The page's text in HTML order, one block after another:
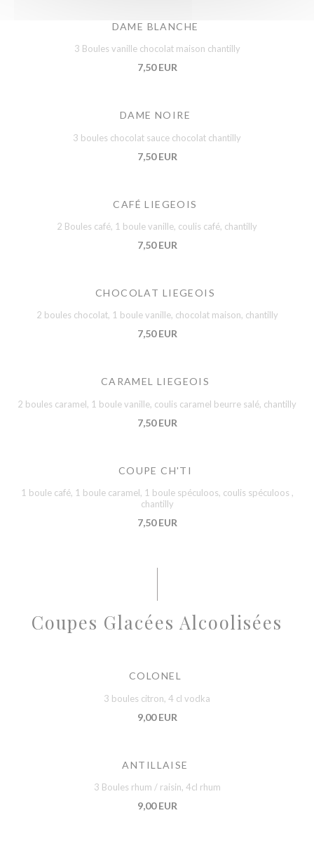
DAME BLANCHE
3 Boules vanille chocolat maison chantilly
7,50 EUR
DAME NOIRE
3 boules chocolat sauce chocolat chantilly
7,50 EUR
CAFÉ LIEGEOIS
2 Boules café, 1 boule vanille, coulis café, chantilly
7,50 EUR
CHOCOLAT LIEGEOIS
2 boules chocolat, 1 boule vanille, chocolat maison, chantilly
7,50 EUR
CARAMEL LIEGEOIS
2 boules caramel, 1 boule vanille, coulis caramel beurre salé, chantilly
7,50 EUR
COUPE CH'TI
1 boule café, 1 boule caramel, 1 boule spéculoos, coulis spéculoos ,
chantilly
7,50 EUR
Coupes Glacées Alcoolisées
COLONEL
3 boules citron, 4 cl vodka
9,00 EUR
ANTILLAISE
3 Boules rhum / raisin, 4cl rhum
9,00 EUR